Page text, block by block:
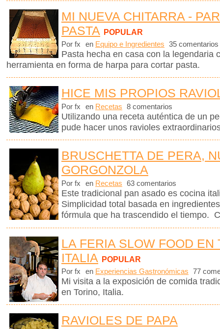
MI NUEVA CHITARRA -
PASTA POPULAR
Por fx en Equipo e Ingredientes 35 comentarios
Pasta hecha en casa con la legendaria c
herramienta en forma de harpa para cortar pasta.
HICE MIS PROPIOS
Por fx en Recetas 8 comentarios
Utilizando una receta auténtica de un
pude hacer unos ravioles
BRUSCHETTA DE PERA,
GORGONZOLA
Por fx en Recetas 63 comentarios
Este tradicional pan asado es cocina
Simplicidad total basada en
fórmula que ha trascendido el tiempo.
LA FERIA SLOW FOOD EN
ITALIA POPULAR
Por fx en Experiencias Gastronómicas 77
Mi visita a la exposición de comida
en Torino, Italia.
RAVIOLES DE PAPA